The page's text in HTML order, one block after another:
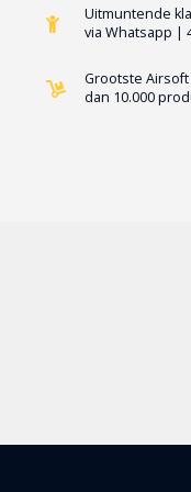
Uitmuntende
via Whatsapp |
Grootste
dan 10.000